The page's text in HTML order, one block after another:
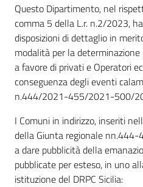
Questo Dipartimento, nel
comma 5 della L.r. n.2/2023,
disposizioni di dettaglio in
modalità per la
a favore di privati e Operatori
conseguenza degli eventi
n.444/2021-455/2021-500/
I Comuni in indirizzo, inseriti
della Giunta regionale
a dare pubblicità della
pubblicate per esteso, in uno
istituzione del DRPC Sicilia: